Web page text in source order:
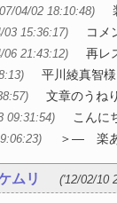
04/02 18:10:48)
03 15:36:17) コメ
06 21:43:12) 再レ
平川綾真智
文章のうね
09:31:54) こんに
＞― 楽あ
ムリ ('12/02/10